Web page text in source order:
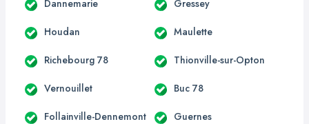
Dannemarie Gressey
Houdan Maulette
Richebourg 78 Thionville-sur-Opton
Vernouillet Buc 78
Follainville-Dennemont Guernes